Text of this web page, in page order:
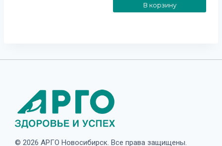
В корзину
© 2026 АРГО Новосибирск. Все права защищены.